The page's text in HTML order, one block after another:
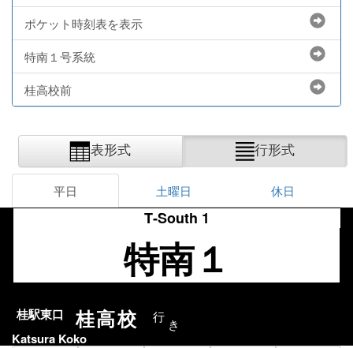
ポケット時刻表を表示
特南１号系統
桂高校前
表形式 行形式
平日 土曜日 休日
T‐South 1
特南１
桂駅東口 桂高校 行 き
Katsura Koko